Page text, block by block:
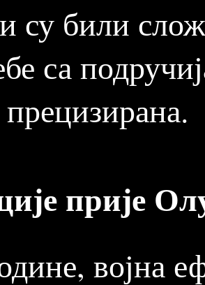
су били
са
прије
војна